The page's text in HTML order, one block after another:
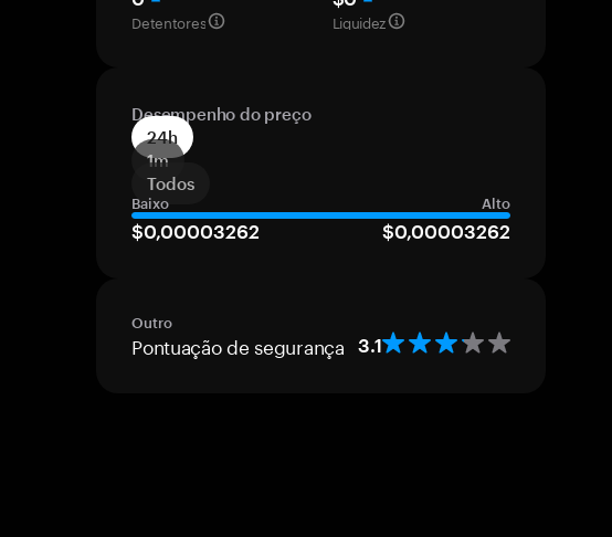
Detentores
Liquidez
Desempenho do preço
24h
1m
Todos
Baixo Alto
$0,00003262 $0,00003262
Outro
Pontuação de segurança 3.1